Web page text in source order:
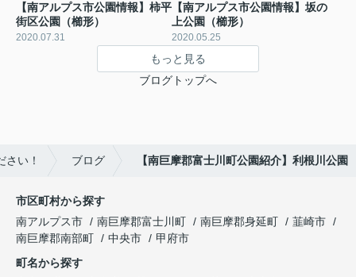
【南アルプス市公園情報】柿平
街区公園（櫛形）
2020.07.31
【南アルプス市公園情報】坂の
上公園（櫛形）
2020.05.25
もっと見る
ブログトップへ
い！ ブログ 【南巨摩郡富士川町公園紹介】利根川公園
市区町村から探す
南アルプス市
南巨摩郡富士川町 南巨摩郡身延町
韮崎市
南巨摩郡南部町
中央市
甲府市
町名から探す